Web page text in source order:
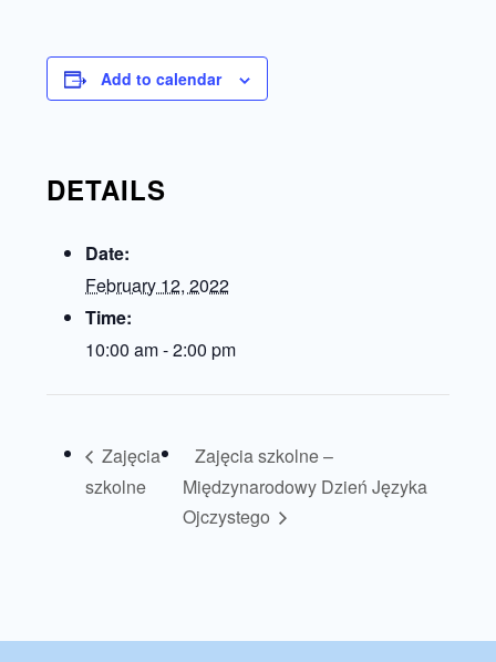
Add to calendar
DETAILS
Date:
February 12, 2022
Time:
10:00 am - 2:00 pm
Zajęcia
szkolne
Zajęcia szkolne –
Międzynarodowy Dzień Języka
Ojczystego